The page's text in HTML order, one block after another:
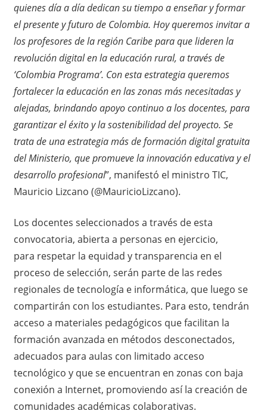
quienes día a día dedican su tiempo a enseñar y formar
el presente y futuro de Colombia. Hoy queremos invitar a
los profesores de la región Caribe para que lideren la
revolución digital en la educación rural, a través de
‘Colombia Programa’. Con esta estrategia queremos
fortalecer la educación en las zonas más necesitadas y
alejadas, brindando apoyo continuo a los docentes, para
garantizar el éxito y la sostenibilidad del proyecto. Se
trata de una estrategia más de formación digital gratuita
del Ministerio, que promueve la innovación educativa y el
desarrollo profesional”, manifestó el ministro TIC,
Mauricio Lizcano (@MauricioLizcano).
Los docentes seleccionados a través de esta
convocatoria, abierta a personas en ejercicio,
para respetar la equidad y transparencia en el
proceso de selección, serán parte de las redes
regionales de tecnología e informática, que luego se
compartirán con los estudiantes. Para esto, tendrán
acceso a materiales pedagógicos que facilitan la
formación avanzada en métodos desconectados,
adecuados para aulas con limitado acceso
tecnológico y que se encuentran en zonas con baja
conexión a Internet, promoviendo así la creación de
comunidades académicas colaborativas.